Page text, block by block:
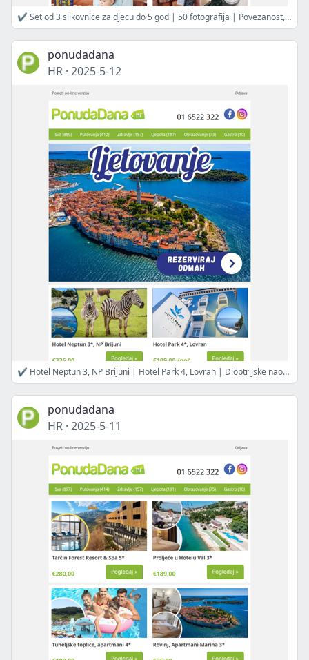
✔ Set od 3 slikovnice za djecu do 5 god | 50 fotografija | Povezanost, P.Coelho - rokovnik -31% | Princ Harry:Rezerva+dostava uključena | Komplet knjiga Prvi pojmovi | Set za blistavu kožu lica | Kozmetika za trudnice i mame
ponudadana
HR · 2025-5-12
✔ Hotel Neptun 3, NP Brijuni | Hotel Park 4, Lovran | Dioptrijske naočale uz kontrolu vida | ALL INCLUSIVE Hotel Morenia Resort 4 | UZV sreca i EKG | FM TUNIS ALL INCLUSIVE, Hotel 5 | Oftalmološki pregled
ponudadana
HR · 2025-5-11